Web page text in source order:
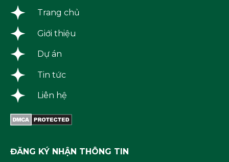
Trang chủ
Giới thiệu
Dự án
Tin tức
Liên hệ
ĐĂNG KÝ NHẬN THÔNG TIN